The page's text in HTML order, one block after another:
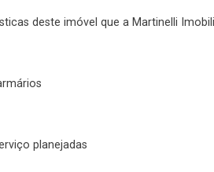
deste imóvel que a Martinelli
planejadas